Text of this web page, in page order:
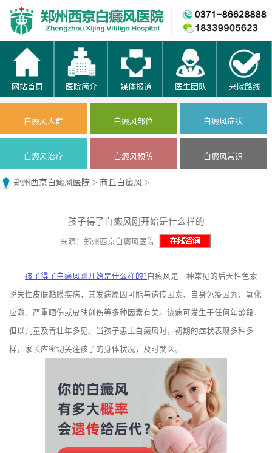
网站首页 医院简介 媒体报道 医生团队 来院路线
白癜风人群 白癜风部位 白癜风症状
白癜风治疗 白癜风预防 白癜风常识
郑州西京白癜风医院 > 商丘白癜风 >
孩子得了白癜风刚开始是什么样的
来源：郑州西京白癜风医院
孩子得了白癜风刚开始是什么样的?白癜风是一种常见的后天性色素
脱失性皮肤黏膜疾病，其发病原因可能与遗传因素、自身免疫因素、氧化
应激、严重晒伤或皮肤创伤等多种因素有关。该病可发生于任何年龄段，
但以儿童及青壮年多见。当孩子患上白癜风时，初期的症状表现多种多
样，家长应密切关注孩子的身体状况，及时就医。